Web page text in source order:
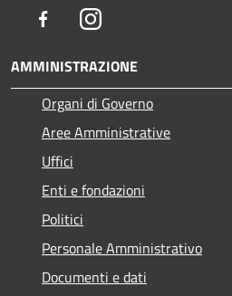
FacebookInstagram
AMMINISTRAZIONE
Organi di Governo
Aree Amministrative
Uffici
Enti e fondazioni
Politici
Personale Amministrativo
Documenti e dati